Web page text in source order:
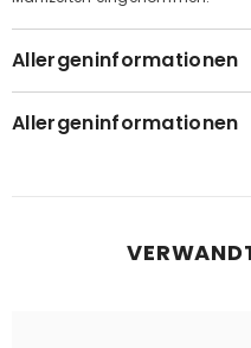
Allergeninformationen
Allergeninformationen